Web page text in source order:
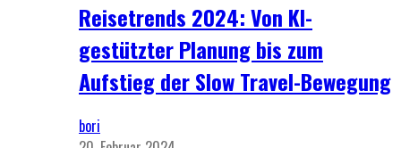
Reisetrends 2024: Von KI-
gestützter Planung bis zum
Aufstieg der Slow Travel-Bewegung
bori